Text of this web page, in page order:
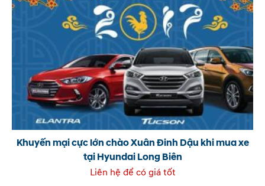
Khuyến mại cực lớn chào Xuân Đinh Dậu khi mua xe
tại Hyundai Long Biên
Liên hệ để có giá tốt